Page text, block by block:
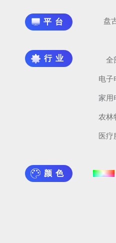
平台 盘
行业 全
电子
家用
农林
医疗
颜色